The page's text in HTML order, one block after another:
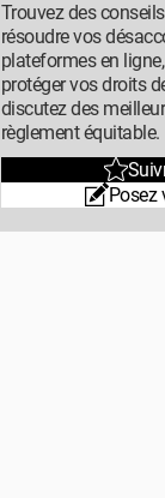
Trouvez des
résoudre vos
plateformes en
protéger vos droits
discutez des
règlement équitable.
Posez